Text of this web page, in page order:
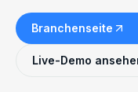
Branchenseite
Live-Demo